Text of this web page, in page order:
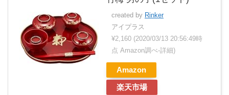
created by Rinker
アイプラス
¥2,160 (2020/03/13 20:56:49時
点 Amazon調べ-詳細)
Amazon
楽天市場